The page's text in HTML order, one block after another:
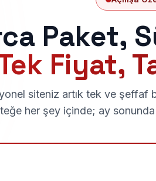
Paket,
Fiyat,
siteniz artık tek ve şeffaf
her şey içinde; ay